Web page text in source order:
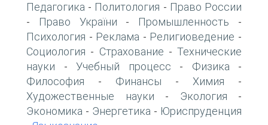
Педагогика - Политология - Право России
- Право України - Промышленность -
Психология - Реклама - Религиоведение -
Социология - Страхование - Технические
науки - Учебный процесс - Физика -
Философия - Финансы - Химия -
Художественные науки - Экология -
Экономика - Энергетика - Юриспруденция